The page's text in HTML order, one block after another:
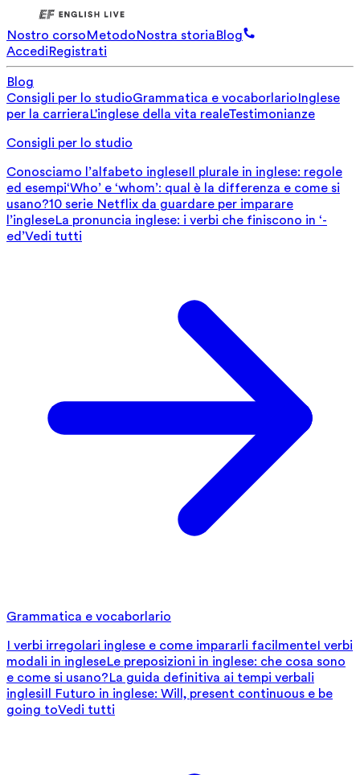
Nostro corsoMetodoNostra storiaBlog
AccediRegistrati
Blog
Consigli per lo studioGrammatica e vocaborlarioInglese
per la carrieraL'inglese della vita realeTestimonianze
Consigli per lo studio
Conosciamo l’alfabeto ingleseIl plurale in inglese: regole
ed esempi‘Who’ e ‘whom’: qual è la differenza e come si
usano?10 serie Netflix da guardare per imparare
l’ingleseLa pronuncia inglese: i verbi che finiscono in ‘-
ed’Vedi tutti
Grammatica e vocaborlario
I verbi irregolari inglese e come impararli facilmenteI verbi
modali in ingleseLe preposizioni in inglese: che cosa sono
e come si usano?La guida definitiva ai tempi verbali
inglesiIl Futuro in inglese: Will, present continuous e be
going toVedi tutti